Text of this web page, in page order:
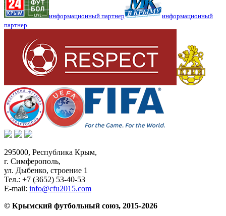
информационный партнер
информационный
партнер
295000, Республика Крым,
г. Симферополь,
ул. Дыбенко, строение 1
Тел.: +7 (3652) 53-40-53
E-mail: info@cfu2015.com
© Крымский футбольный союз, 2015-2026